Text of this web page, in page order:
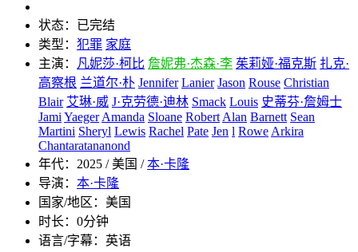
状态： 已完结
类型： 犯罪 家庭
主演： 凡妮莎·柯比 詹妮弗·杰森·李 茱莉娅·福克斯 扎克·
高察根 兰道尔·朴 Jennifer Lanier Jason Rouse Christian
Blair 艾琳·威 J·克劳德·迪林 Smack Louis 史蒂芬·詹姆士
JamiYaegerAmanda Sloane RobertAlan Barnett Sean
Martini Sheryl Lewis Rachel Pate Jen l RoweArkira
Chantaratananond
年代： 2025 / 美国 /本·卡隆
导演： 本·卡隆
国家/地区： 美国
时长： 0分钟
语言/字幕： 英语